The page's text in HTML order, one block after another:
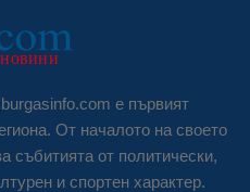
е първият
От началото на своето
събитията от политически,
и спортен характер.